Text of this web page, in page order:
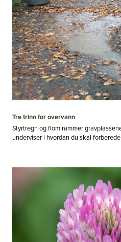
Tre trinn for overvann
Styrtregn og flom rammer
underviser i hvordan du skal